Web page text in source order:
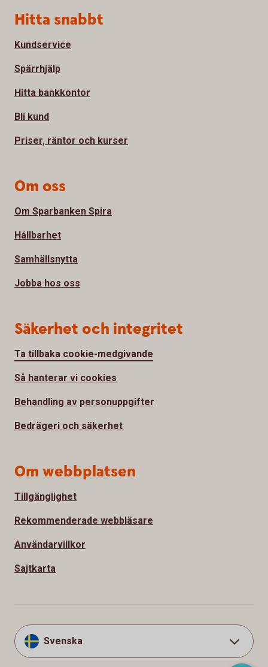
Sidfot
Hitta snabbt
Kundservice
Spärrhjälp
Hitta bankkontor
Bli kund
Priser, räntor och kurser
Om oss
Om Sparbanken Spira
Hållbarhet
Samhällsnytta
Jobba hos oss
Säkerhet och integritet
Ta tillbaka cookie-medgivande
Så hanterar vi cookies
Behandling av personuppgifter
Bedrägeri och säkerhet
Om webbplatsen
Tillgänglighet
Rekommenderade webbläsare
Användarvillkor
Sajtkarta
Svenska